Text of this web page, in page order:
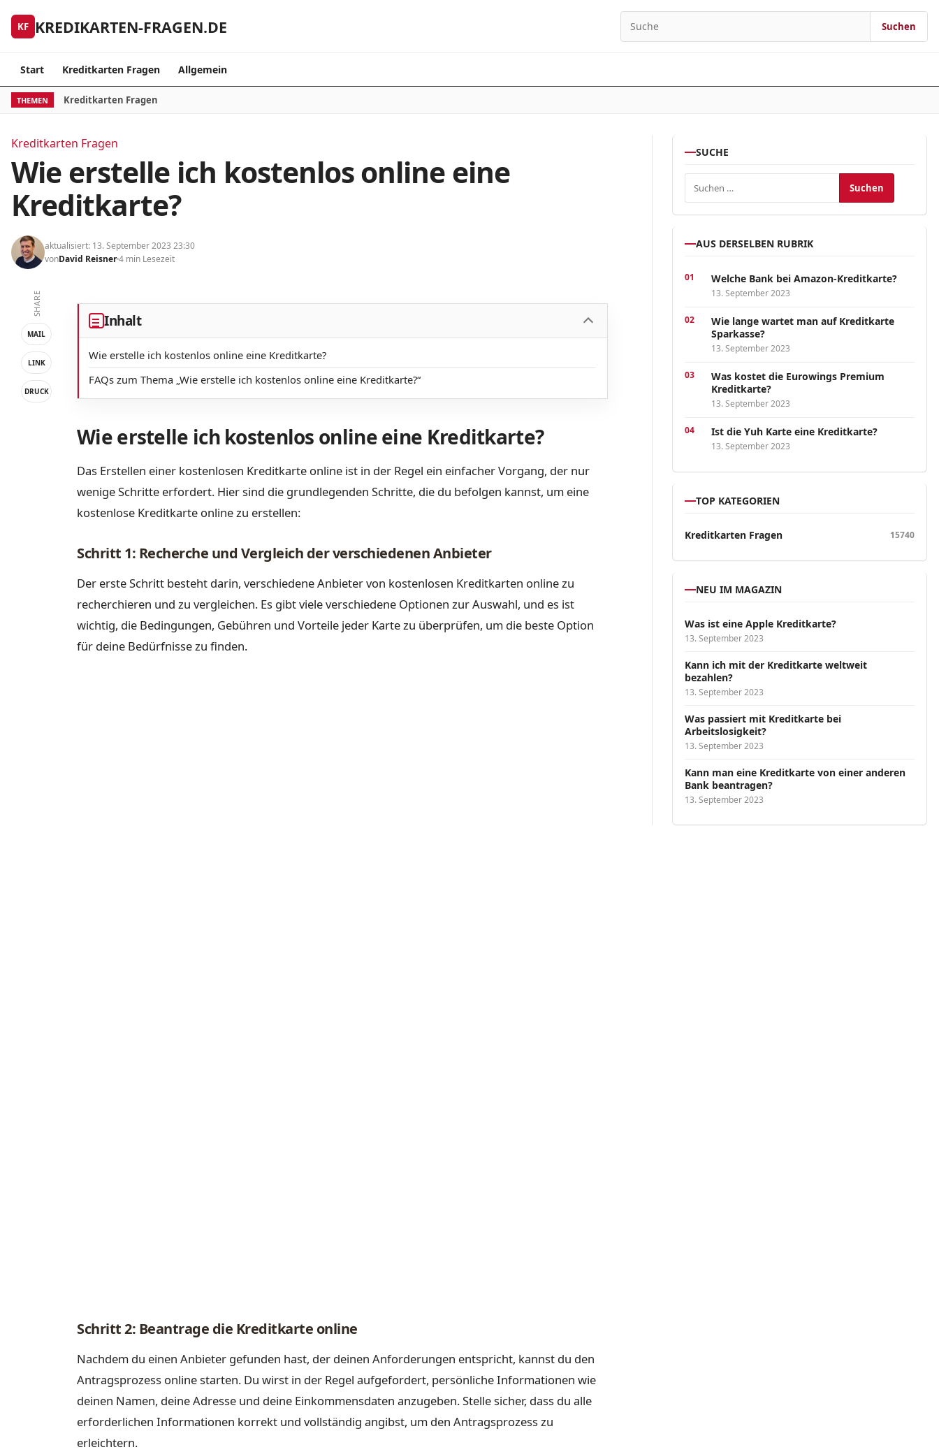
KF KREDIKARTEN-FRAGEN.DE Search for: Suchen
Start Kreditkarten Fragen Allgemein
THEMEN Kreditkarten Fragen
Kreditkarten Fragen
Wie erstelle ich kostenlos online eine
Kreditkarte?
aktualisiert: 13. September 2023 23:30
vonDavid Reisner4 min Lesezeit
SHARE
MAIL
LINK
DRUCK
Inhalt
Wie erstelle ich kostenlos online eine Kreditkarte?
FAQs zum Thema „Wie erstelle ich kostenlos online eine Kreditkarte?“
Wie erstelle ich kostenlos online eine Kreditkarte?
Das Erstellen einer kostenlosen Kreditkarte online ist in der Regel ein einfacher Vorgang, der nur
wenige Schritte erfordert. Hier sind die grundlegenden Schritte, die du befolgen kannst, um eine
kostenlose Kreditkarte online zu erstellen:
Schritt 1: Recherche und Vergleich der verschiedenen Anbieter
Der erste Schritt besteht darin, verschiedene Anbieter von kostenlosen Kreditkarten online zu
recherchieren und zu vergleichen. Es gibt viele verschiedene Optionen zur Auswahl, und es ist
wichtig, die Bedingungen, Gebühren und Vorteile jeder Karte zu überprüfen, um die beste Option
für deine Bedürfnisse zu finden.
Schritt 2: Beantrage die Kreditkarte online
Nachdem du einen Anbieter gefunden hast, der deinen Anforderungen entspricht, kannst du den
Antragsprozess online starten. Du wirst in der Regel aufgefordert, persönliche Informationen wie
deinen Namen, deine Adresse und deine Einkommensdaten anzugeben. Stelle sicher, dass du alle
erforderlichen Informationen korrekt und vollständig angibst, um den Antragsprozess zu
erleichtern.
SUCHE
Suchen nach:
AUS DERSELBEN RUBRIK
Welche Bank bei Amazon-Kreditkarte?
13. September 2023
Wie lange wartet man auf Kreditkarte
Sparkasse?
13. September 2023
Was kostet die Eurowings Premium
Kreditkarte?
13. September 2023
Ist die Yuh Karte eine Kreditkarte?
13. September 2023
TOP KATEGORIEN
Kreditkarten Fragen 15740
NEU IM MAGAZIN
Was ist eine Apple Kreditkarte?
13. September 2023
Kann ich mit der Kreditkarte weltweit
bezahlen?
13. September 2023
Was passiert mit Kreditkarte bei
Arbeitslosigkeit?
13. September 2023
Kann man eine Kreditkarte von einer anderen
Bank beantragen?
13. September 2023